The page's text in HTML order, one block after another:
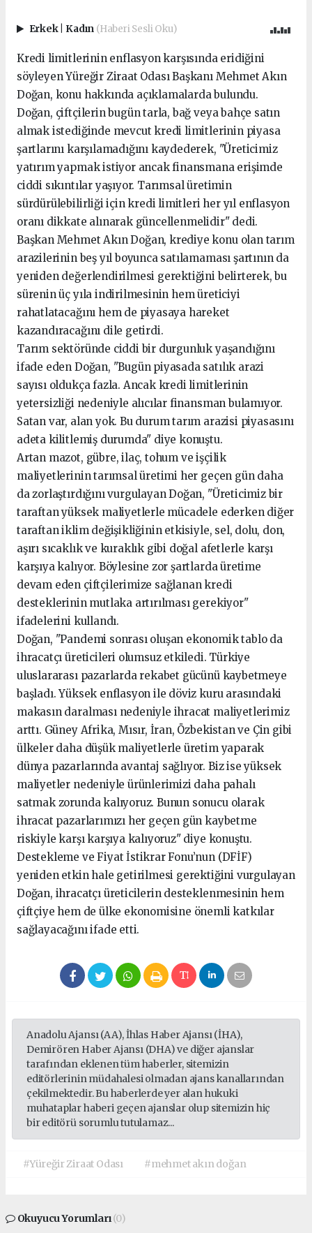
Erkek Kadın (Haberi Sesli Oku)
Kredi limitlerinin enflasyon karşısında eridiğini
söyleyen Yüreğir Ziraat Odası Başkanı Mehmet Akın
Doğan, konu hakkında açıklamalarda bulundu.
Doğan, çiftçilerin bugün tarla, bağ veya bahçe satın
almak istediğinde mevcut kredi limitlerinin piyasa
şartlarını karşılamadığını kaydederek, "Üreticimiz
yatırım yapmak istiyor ancak finansmana erişimde
ciddi sıkıntılar yaşıyor. Tarımsal üretimin
sürdürülebilirliği için kredi limitleri her yıl enflasyon
oranı dikkate alınarak güncellenmelidir" dedi.
Başkan Mehmet Akın Doğan, krediye konu olan tarım
arazilerinin beş yıl boyunca satılamaması şartının da
yeniden değerlendirilmesi gerektiğini belirterek, bu
sürenin üç yıla indirilmesinin hem üreticiyi
rahatlatacağını hem de piyasaya hareket
kazandıracağını dile getirdi.
Tarım sektöründe ciddi bir durgunluk yaşandığını
ifade eden Doğan, "Bugün piyasada satılık arazi
sayısı oldukça fazla. Ancak kredi limitlerinin
yetersizliği nedeniyle alıcılar finansman bulamıyor.
Satan var, alan yok. Bu durum tarım arazisi piyasasını
adeta kilitlemiş durumda" diye konuştu.
Artan mazot, gübre, ilaç, tohum ve işçilik
maliyetlerinin tarımsal üretimi her geçen gün daha
da zorlaştırdığını vurgulayan Doğan, "Üreticimiz bir
taraftan yüksek maliyetlerle mücadele ederken diğer
taraftan iklim değişikliğinin etkisiyle, sel, dolu, don,
aşırı sıcaklık ve kuraklık gibi doğal afetlerle karşı
karşıya kalıyor. Böylesine zor şartlarda üretime
devam eden çiftçilerimize sağlanan kredi
desteklerinin mutlaka artırılması gerekiyor"
ifadelerini kullandı.
Doğan, "Pandemi sonrası oluşan ekonomik tablo da
ihracatçı üreticileri olumsuz etkiledi. Türkiye
uluslararası pazarlarda rekabet gücünü kaybetmeye
başladı. Yüksek enflasyon ile döviz kuru arasındaki
makasın daralması nedeniyle ihracat maliyetlerimiz
arttı. Güney Afrika, Mısır, İran, Özbekistan ve Çin gibi
ülkeler daha düşük maliyetlerle üretim yaparak
dünya pazarlarında avantaj sağlıyor. Biz ise yüksek
maliyetler nedeniyle ürünlerimizi daha pahalı
satmak zorunda kalıyoruz. Bunun sonucu olarak
ihracat pazarlarımızı her geçen gün kaybetme
riskiyle karşı karşıya kalıyoruz" diye konuştu.
Destekleme ve Fiyat İstikrar Fonu’nun (DFİF)
yeniden etkin hale getirilmesi gerektiğini vurgulayan
Doğan, ihracatçı üreticilerin desteklenmesinin hem
çiftçiye hem de ülke ekonomisine önemli katkılar
sağlayacağını ifade etti.
Anadolu Ajansı (AA), İhlas Haber Ajansı (İHA),
Demirören Haber Ajansı (DHA) ve diğer ajanslar
tarafından eklenen tüm haberler, sitemizin
editörlerinin müdahalesi olmadan ajans kanallarından
çekilmektedir. Bu haberlerde yer alan hukuki
muhataplar haberi geçen ajanslar olup sitemizin hiç
bir editörü sorumlu tutulamaz...
#Yüreğir Ziraat Odası #mehmet akın doğan
Okuyucu Yorumları(0)